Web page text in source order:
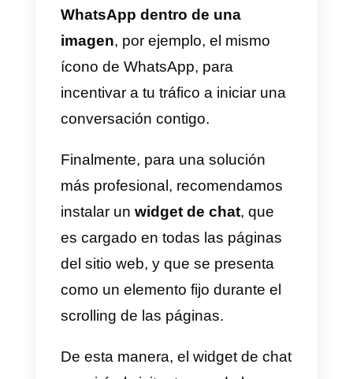
número de contacto y escribir un
mensaje personalizado. ¡Así de
fácil y rápido!
permitiráncrear con total
autonomía y muy fácilmente
que podrás integrar dentro de tu
sitio web (como veremos en la
próxima sección), o bien en un
post de Facebook, Instagram o
las otras redes sociales.